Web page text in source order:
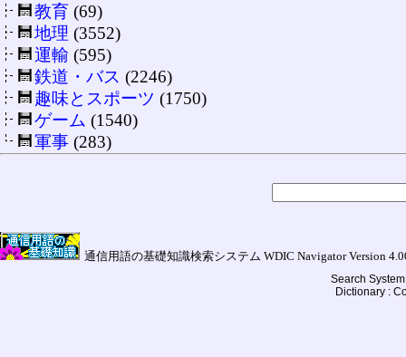
教育 (69)
地理 (3552)
運輸 (595)
鉄道・バス (2246)
趣味とスポーツ (1750)
ゲーム (1540)
軍事 (283)
通信用語の基礎知識検索システム WDIC Navigator Version
Search
Dictionary :